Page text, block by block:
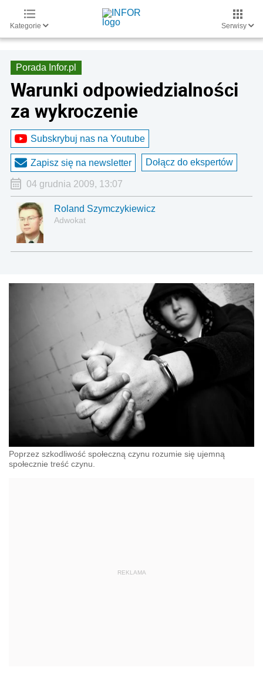
Kategorie Serwisy
Porada Infor.pl
Warunki odpowiedzialności
za wykroczenie
Subskrybuj nas na Youtube
Zapisz się na newsletter Dołącz do ekspertów
04 grudnia 2009, 13:07
Roland Szymczykiewicz
Adwokat
Poprzez szkodliwość społeczną czynu rozumie się ujemną
społecznie treść czynu.